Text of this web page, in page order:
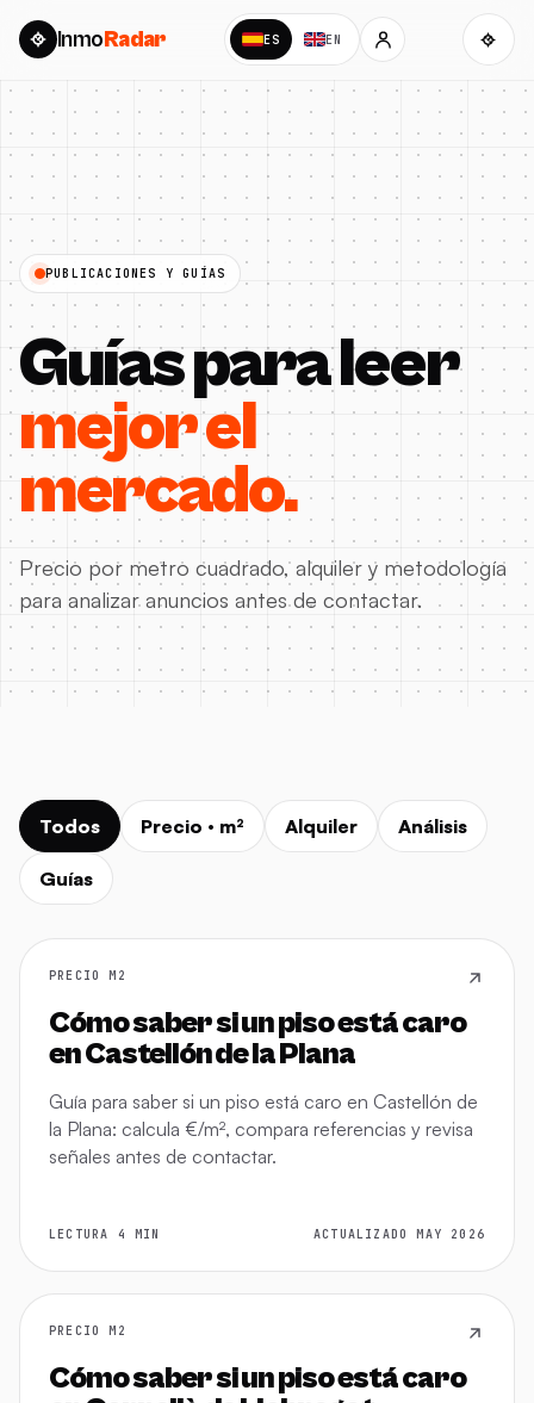
InmoRadar ES EN
PUBLICACIONES Y GUÍAS
Guías para leer
mejor el
mercado.
Precio por metro cuadrado, alquiler y metodología
para analizar anuncios antes de contactar.
Todos Precio · m² Alquiler Análisis
Guías
PRECIO M2
Cómo saber si un piso está caro
en Castellón de la Plana
Guía para saber si un piso está caro en Castellón de
la Plana: calcula €/m², compara referencias y revisa
señales antes de contactar.
LECTURA 4 MIN ACTUALIZADO MAY 2026
PRECIO M2
Cómo saber si un piso está caro